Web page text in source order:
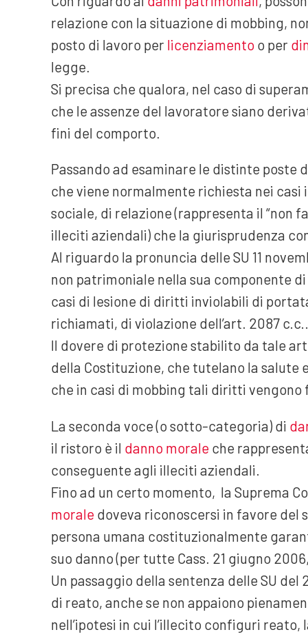
relazione con la situazione di mobbing,
posto di lavoro per licenziamentoo per
legge.
Si precisa che qualora, nel caso di
che le assenze del lavoratore siano
fini del comporto.
Passando ad esaminare le distinte poste
che viene normalmente richiesta nei casi
sociale, di relazione (rappresenta il “non
illeciti aziendali) che la giurisprudenza
Al riguardo la pronuncia delle SU 11
non patrimoniale nella sua componente
casi di lesione di diritti inviolabili di
richiamati, di violazione dell’art. 2087 c.c..
Il dovere di protezione stabilito da tale
della Costituzione, che tutelano la salute
che in casi di mobbing tali diritti
La seconda voce (o sotto-categoria) di
il ristoro è il danno moraleche
conseguente agli illeciti aziendali.
Fino ad un certo momento, la Suprema
moraledoveva riconoscersi in favore del
persona umana costituzionalmente
suo danno (per tutte Cass. 21 giugno
Un passaggio della sentenza delle SU
di reato, anche se non appaiono
nell’ipotesi in cui l’illecito configuri reato,